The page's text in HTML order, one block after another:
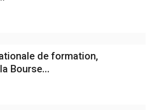
jeunesse de
de formation,
Bourse...